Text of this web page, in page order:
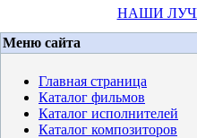
НАШИ
Меню сайта
Главная страница
Каталог фильмов
Каталог исполнителей
Каталог композиторов